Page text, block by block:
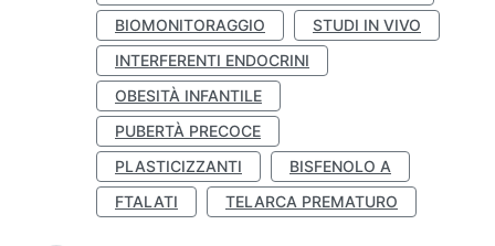
BIOMONITORAGGIO
STUDI IN VIVO
INTERFERENTI ENDOCRINI
OBESITÀ INFANTILE
PUBERTÀ PRECOCE
PLASTICIZZANTI
BISFENOLO A
FTALATI
TELARCA PREMATURO